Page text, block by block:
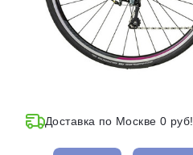
Доставка по Москве 0 руб!